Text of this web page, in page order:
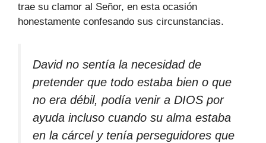
trae su clamor al Señor, en esta ocasión
honestamente confesando sus circunstancias.
David no sentía la necesidad de
pretender que todo estaba bien o que
no era débil, podía venir a DIOS por
ayuda incluso cuando su alma estaba
en la cárcel y tenía perseguidores que